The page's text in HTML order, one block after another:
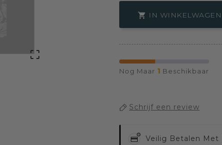

 IN WINKELWAGEN
Nog Maar 1 Beschikbaar
Schrijf een review
Veilig Betalen Met